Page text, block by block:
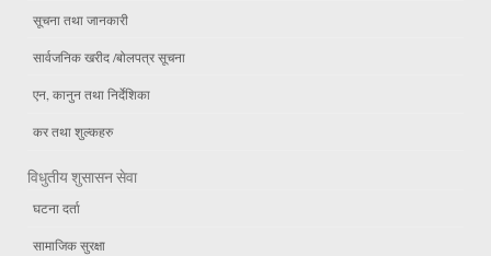
सूचना तथा जानकारी
सार्वजनिक खरीद /बोलपत्र सूचना
एन, कानुन तथा निर्देशिका
कर तथा शुल्कहरु
विधुतीय शुसासन सेवा
घटना दर्ता
सामाजिक सुरक्षा